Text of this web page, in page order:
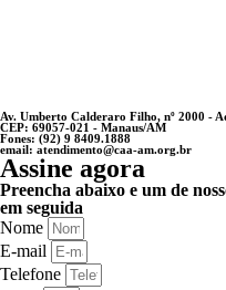
Av. Umberto Calderaro Filho, nº 2000 -
CEP: 69057-021 - Manaus/AM
Fones: (92) 9 8409.1888
email: atendimento@caa-am.org.br
Assine agora
Preencha abaixo e um de
em seguida
Nome
E-mail
Telefone